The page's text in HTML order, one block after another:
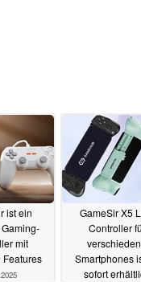
ist ein
mit
GameSir X5
Controller
Smartphones
sofort